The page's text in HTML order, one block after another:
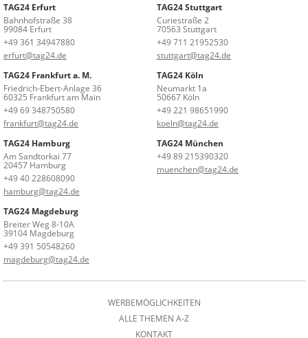
TAG24 Erfurt
Bahnhofstraße 38
99084 Erfurt
+49 361 34947880
erfurt@tag24.de
TAG24 Stuttgart
Curiestraße 2
70563 Stuttgart
+49 711 21952530
stuttgart@tag24.de
TAG24 Frankfurt a. M.
Friedrich-Ebert-Anlage 36
60325 Frankfurt am Main
+49 69 348750580
frankfurt@tag24.de
TAG24 Köln
Neumarkt 1a
50667 Köln
+49 221 98651990
koeln@tag24.de
TAG24 Hamburg
Am Sandtorkai 77
20457 Hamburg
+49 40 228608090
hamburg@tag24.de
TAG24 München
+49 89 215390320
muenchen@tag24.de
TAG24 Magdeburg
Breiter Weg 8-10A
39104 Magdeburg
+49 391 50548260
magdeburg@tag24.de
WERBEMÖGLICHKEITEN
ALLE THEMEN A-Z
KONTAKT